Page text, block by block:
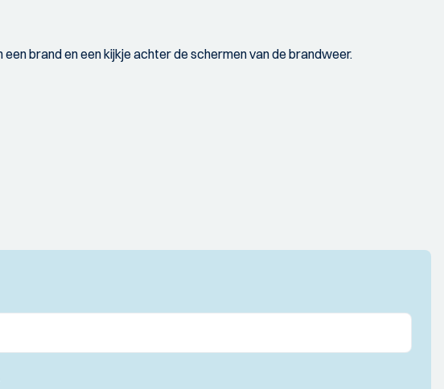
brand en een kijkje achter de schermen van de brandweer.